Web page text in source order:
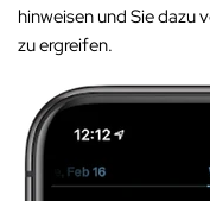
hinweisen und Sie dazu
zu ergreifen.